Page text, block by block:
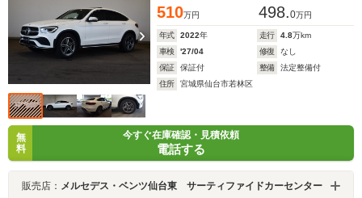
510万円 498.0万円
年式 2022年 走行 4.8万km
車検
'27/04 修復
なし
保証
保証付 整備
法定整備付
住所
宮城県仙台市若林区
無
料
今すぐ在庫確認・見積依頼
電話する
販売店： メルセデス・ベンツ仙台東 サーティファイドカーセンター